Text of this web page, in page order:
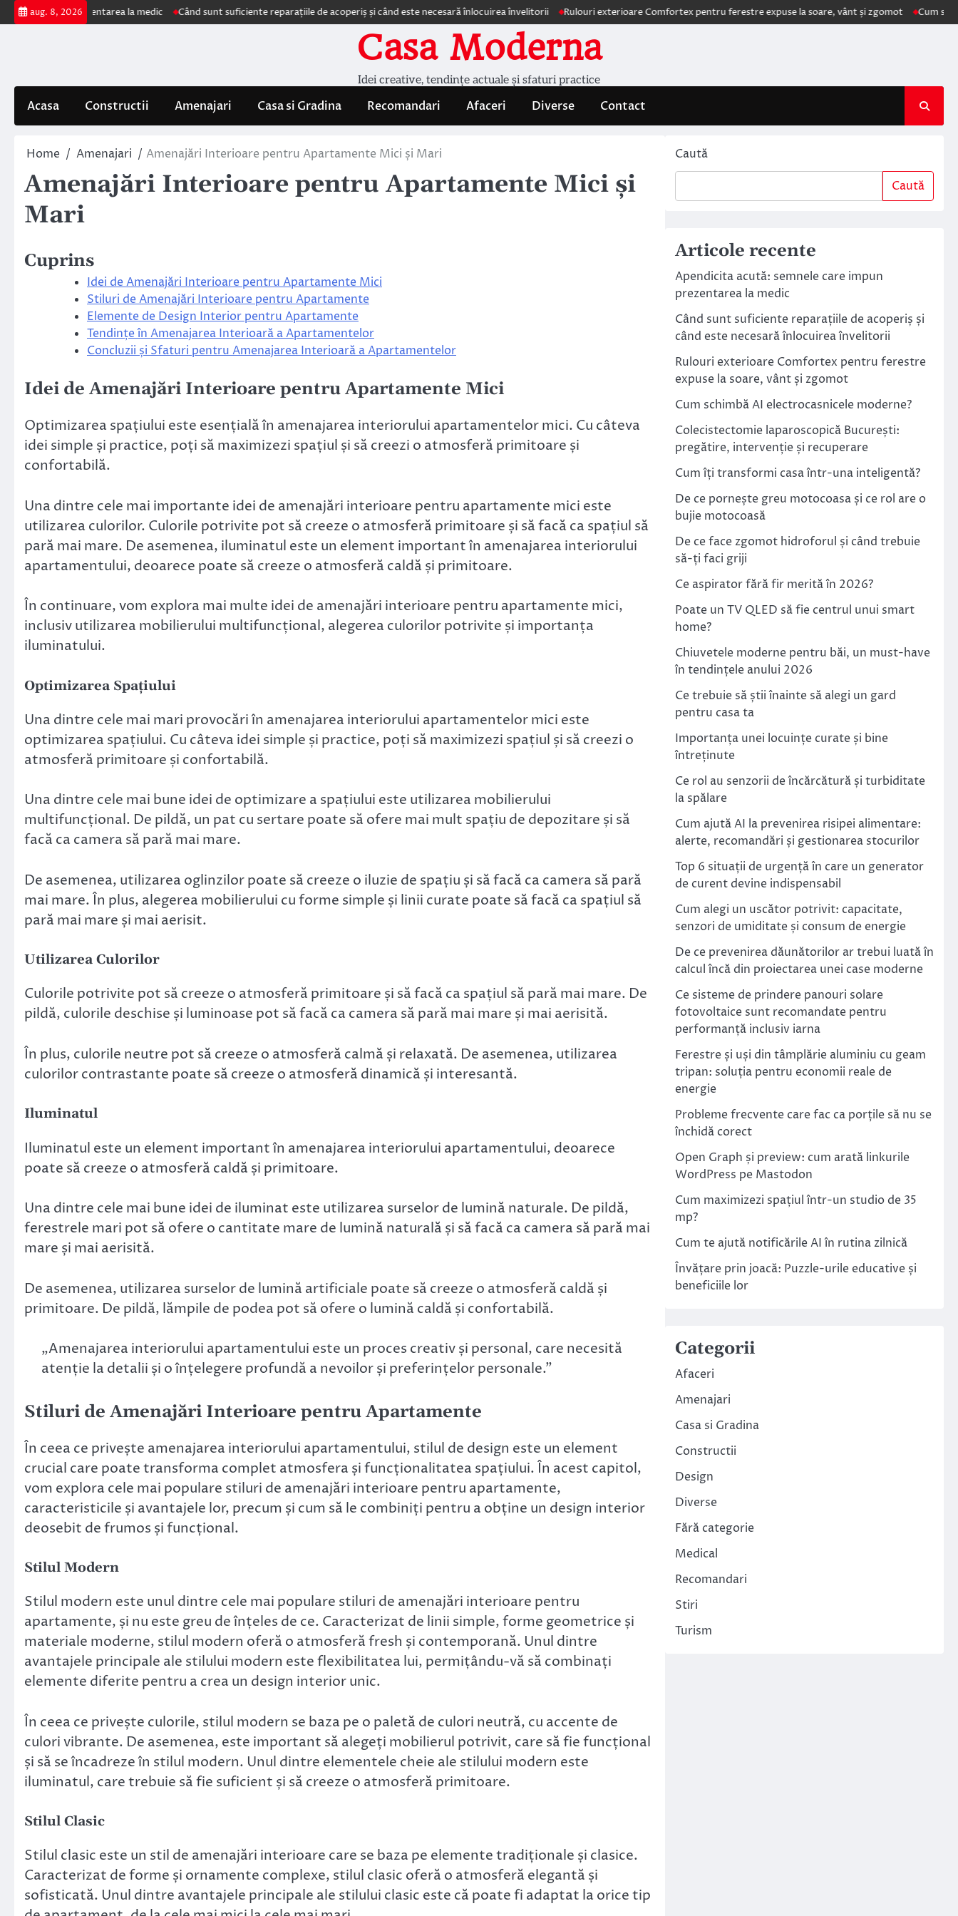
Skip
to
aug. 8, 2026
prezentarea la medic Când sunt suficiente reparațiile de acoperiș și când este necesară înlocuirea învelitorii Rulouri exterioare Comfortex pentru ferestre expuse la soare, vânt și zgomot Cum schimbă AI
Casa Moderna
Idei creative, tendințe actuale și sfaturi practice
Acasa Constructii Amenajari Casa si Gradina Recomandari Afaceri Diverse Contact
Home Amenajari Amenajări Interioare pentru Apartamente Mici și Mari
Amenajări Interioare pentru Apartamente Mici și
Mari
Cuprins
Idei de Amenajări Interioare pentru Apartamente Mici
Stiluri de Amenajări Interioare pentru Apartamente
Elemente de Design Interior pentru Apartamente
Tendințe în Amenajarea Interioară a Apartamentelor
Concluzii și Sfaturi pentru Amenajarea Interioară a Apartamentelor
Idei de Amenajări Interioare pentru Apartamente Mici
Optimizarea spațiului este esențială în amenajarea interiorului apartamentelor mici. Cu câteva
idei simple și practice, poți să maximizezi spațiul și să creezi o atmosferă primitoare și
confortabilă.
Una dintre cele mai importante idei de amenajări interioare pentru apartamente mici este
utilizarea culorilor. Culorile potrivite pot să creeze o atmosferă primitoare și să facă ca spațiul să
pară mai mare. De asemenea, iluminatul este un element important în amenajarea interiorului
apartamentului, deoarece poate să creeze o atmosferă caldă și primitoare.
În continuare, vom explora mai multe idei de amenajări interioare pentru apartamente mici,
inclusiv utilizarea mobilierului multifuncțional, alegerea culorilor potrivite și importanța
iluminatului.
Optimizarea Spațiului
Una dintre cele mai mari provocări în amenajarea interiorului apartamentelor mici este
optimizarea spațiului. Cu câteva idei simple și practice, poți să maximizezi spațiul și să creezi o
atmosferă primitoare și confortabilă.
Una dintre cele mai bune idei de optimizare a spațiului este utilizarea mobilierului
multifuncțional. De pildă, un pat cu sertare poate să ofere mai mult spațiu de depozitare și să
facă ca camera să pară mai mare.
De asemenea, utilizarea oglinzilor poate să creeze o iluzie de spațiu și să facă ca camera să pară
mai mare. În plus, alegerea mobilierului cu forme simple și linii curate poate să facă ca spațiul să
pară mai mare și mai aerisit.
Utilizarea Culorilor
Culorile potrivite pot să creeze o atmosferă primitoare și să facă ca spațiul să pară mai mare. De
pildă, culorile deschise și luminoase pot să facă ca camera să pară mai mare și mai aerisită.
În plus, culorile neutre pot să creeze o atmosferă calmă și relaxată. De asemenea, utilizarea
culorilor contrastante poate să creeze o atmosferă dinamică și interesantă.
Iluminatul
Iluminatul este un element important în amenajarea interiorului apartamentului, deoarece
poate să creeze o atmosferă caldă și primitoare.
Una dintre cele mai bune idei de iluminat este utilizarea surselor de lumină naturale. De pildă,
ferestrele mari pot să ofere o cantitate mare de lumină naturală și să facă ca camera să pară mai
mare și mai aerisită.
De asemenea, utilizarea surselor de lumină artificiale poate să creeze o atmosferă caldă și
primitoare. De pildă, lămpile de podea pot să ofere o lumină caldă și confortabilă.
„Amenajarea interiorului apartamentului este un proces creativ și personal, care necesită
atenție la detalii și o înțelegere profundă a nevoilor și preferințelor personale.”
Stiluri de Amenajări Interioare pentru Apartamente
În ceea ce privește amenajarea interiorului apartamentului, stilul de design este un element
crucial care poate transforma complet atmosfera și funcționalitatea spațiului. În acest capitol,
vom explora cele mai populare stiluri de amenajări interioare pentru apartamente,
caracteristicile și avantajele lor, precum și cum să le combiniți pentru a obține un design interior
deosebit de frumos și funcțional.
Stilul Modern
Stilul modern este unul dintre cele mai populare stiluri de amenajări interioare pentru
apartamente, și nu este greu de înțeles de ce. Caracterizat de linii simple, forme geometrice și
materiale moderne, stilul modern oferă o atmosferă fresh și contemporană. Unul dintre
avantajele principale ale stilului modern este flexibilitatea lui, permițându-vă să combinați
elemente diferite pentru a crea un design interior unic.
În ceea ce privește culorile, stilul modern se baza pe o paletă de culori neutră, cu accente de
culori vibrante. De asemenea, este important să alegeți mobilierul potrivit, care să fie funcțional
și să se încadreze în stilul modern. Unul dintre elementele cheie ale stilului modern este
iluminatul, care trebuie să fie suficient și să creeze o atmosferă primitoare.
Stilul Clasic
Stilul clasic este un stil de amenajări interioare care se baza pe elemente tradiționale și clasice.
Caracterizat de forme și ornamente complexe, stilul clasic oferă o atmosferă elegantă și
sofisticată. Unul dintre avantajele principale ale stilului clasic este că poate fi adaptat la orice tip
Caută
Caută
Articole recente
Apendicita acută: semnele care impun
prezentarea la medic
Când sunt suficiente reparațiile de acoperiș și
când este necesară înlocuirea învelitorii
Rulouri exterioare Comfortex pentru ferestre
expuse la soare, vânt și zgomot
Cum schimbă AI electrocasnicele moderne?
Colecistectomie laparoscopică București:
pregătire, intervenție și recuperare
Cum îți transformi casa într-una inteligentă?
De ce pornește greu motocoasa și ce rol are o
bujie motocoasă
De ce face zgomot hidroforul și când trebuie
să-ți faci griji
Ce aspirator fără fir merită în 2026?
Poate un TV QLED să fie centrul unui smart
home?
Chiuvetele moderne pentru băi, un must-have
în tendințele anului 2026
Ce trebuie să știi înainte să alegi un gard
pentru casa ta
Importanța unei locuințe curate și bine
întreținute
Ce rol au senzorii de încărcătură și turbiditate
la spălare
Cum ajută AI la prevenirea risipei alimentare:
alerte, recomandări și gestionarea stocurilor
Top 6 situații de urgență în care un generator
de curent devine indispensabil
Cum alegi un uscător potrivit: capacitate,
senzori de umiditate și consum de energie
De ce prevenirea dăunătorilor ar trebui luată în
calcul încă din proiectarea unei case moderne
Ce sisteme de prindere panouri solare
fotovoltaice sunt recomandate pentru
performanță inclusiv iarna
Ferestre și uși din tâmplărie aluminiu cu geam
tripan: soluția pentru economii reale de
energie
Probleme frecvente care fac ca porțile să nu se
închidă corect
Open Graph și preview: cum arată linkurile
WordPress pe Mastodon
Cum maximizezi spațiul într-un studio de 35
mp?
Cum te ajută notificările AI în rutina zilnică
Învățare prin joacă: Puzzle-urile educative și
beneficiile lor
Categorii
Afaceri
Amenajari
Casa si Gradina
Constructii
Design
Diverse
Fără categorie
Medical
Recomandari
Stiri
Turism